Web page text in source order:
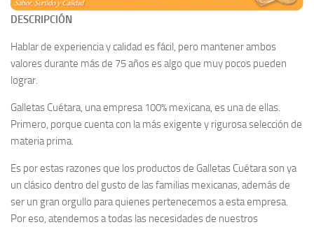
DESCRIPCIÓN
Hablar de experiencia y calidad es fácil, pero mantener ambos
valores durante más de 75 años es algo que muy pocos pueden
lograr.
Galletas Cuétara, una empresa 100% mexicana, es una de ellas.
Primero, porque cuenta con la más exigente y rigurosa selección de
materia prima.
Es por estas razones que los productos de Galletas Cuétara son ya
un clásico dentro del gusto de las familias mexicanas, además de
ser un gran orgullo para quienes pertenecemos a esta empresa.
Por eso, atendemos a todas las necesidades de nuestros